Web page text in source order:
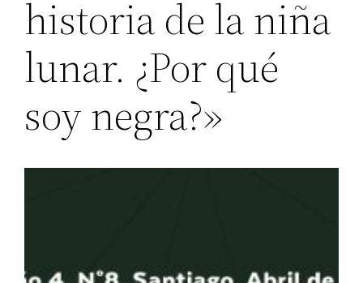
historia de la niña
lunar. ¿Por qué
soy negra?»